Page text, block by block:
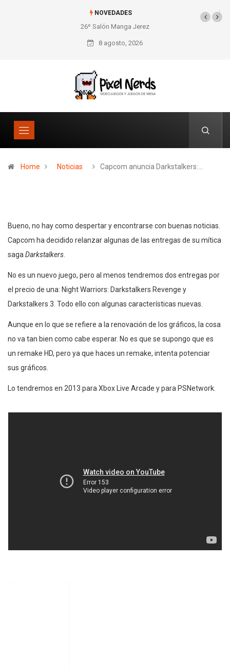
NOVEDADES
26º Salón Manga Jerez SNES Pixel Book para
los amantes de lo retro
8 agosto, 2026
Home Noticias Capcom anuncia Darkstalkers:…
Bueno, no hay como despertar y encontrarse con buenas noticias.
Capcom ha decidido relanzar algunas de las entregas de su mítica
saga Darkstalkers
No es un nuevo juego, pero al menos tendremos dos entregas por
el precio de una: Night Warriors: Darkstalkers Revenge y
Darkstalkers 3. Todo ello con algunas características nuevas.
Aunque en lo que se refiere a la renovación de los gráficos, la cosa
no va tan bien como cabe esperar. No es que se supongo que es
un remake HD, pero ya que haces un remake, intenta potenciar
sus gráficos.
Lo tendremos en 2013 para Xbox Live Arcade y para PSNetwork.